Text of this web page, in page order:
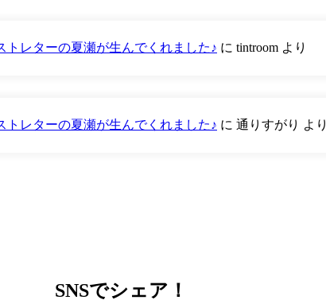
トレターの夏瀬が生んでくれました♪ に tintroom より
トレターの夏瀬が生んでくれました♪ に 通りすがり より
SNSでシェア！